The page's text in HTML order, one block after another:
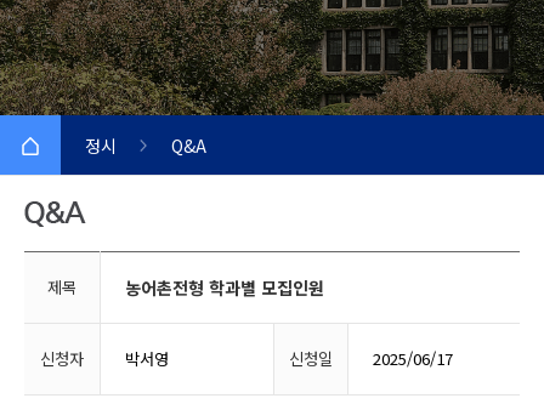
정시 Q&A
제목 농어촌전형 학과별 모집인원
신청자 박서영 신청일 2025/06/17